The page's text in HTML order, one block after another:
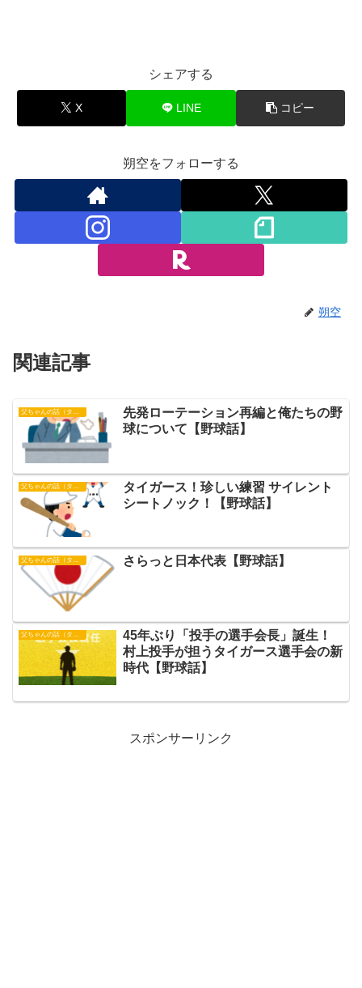
シェアする
X LINE コピー
朔空をフォローする
朔空
関連記事
父ちゃんの話（タイガース）
先発ローテーション再編と俺たちの野
球について【野球話】
父ちゃんの話（タイガース）
タイガース！珍しい練習 サイレント
シートノック！【野球話】
父ちゃんの話（タイガース） さらっと日本代表【野球話】
父ちゃんの話（タイガース）
45年ぶり「投手の選手会長」誕生！
村上投手が担うタイガース選手会の新
時代【野球話】
スポンサーリンク